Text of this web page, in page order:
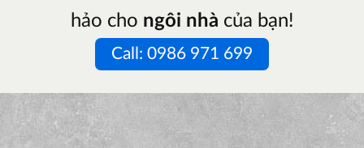
hảo cho ngôi nhà của bạn!
Call: 0986 971 699